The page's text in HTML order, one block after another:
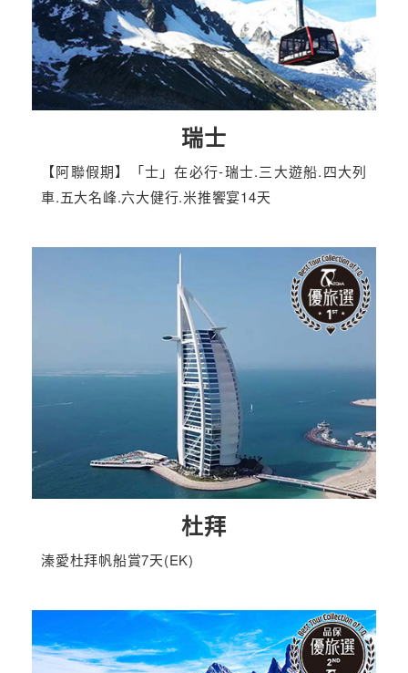
瑞士
【阿聯假期】「士」在必行-瑞士.三大遊船.四大列
車.五大名峰.六大健行.米推饗宴14天
杜拜
溱愛杜拜帆船賞7天(EK)